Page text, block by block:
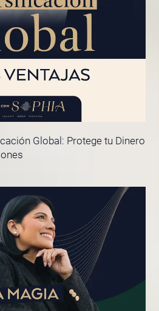
Global: Protege tu Dinero